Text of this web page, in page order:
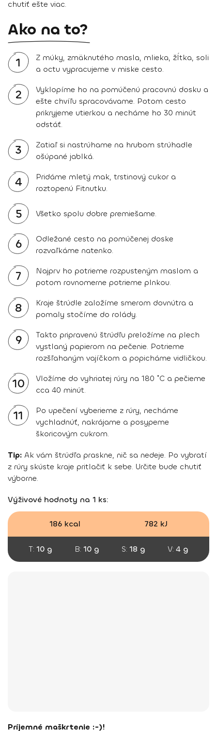
chutiť ešte viac.
Ako na to?
1
Z múky, zmäknutého masla, mlieka, žĺtka, soli
a octu vypracujeme v miske cesto.
2
Vyklopíme ho na pomúčenú pracovnú dosku a
ešte chvíľu spracovávame. Potom cesto
prikryjeme utierkou a necháme ho 30 minút
odstáť.
3
Zatiaľ si nastrúhame na hrubom strúhadle
ošúpané jablká.
4
Pridáme mletý mak, trstinový cukor a
roztopenú Fitnutku.
5 Všetko spolu dobre premiešame.
6
Odležané cesto na pomúčenej doske
rozvaľkáme natenko.
7
Najprv ho potrieme rozpusteným maslom a
potom rovnomerne potrieme plnkou.
8
Kraje štrúdle založíme smerom dovnútra a
pomaly stočíme do rolády.
9
Takto pripravenú štrúdľu preložíme na plech
vystlaný papierom na pečenie. Potrieme
rozšľahaným vajíčkom a popicháme vidličkou.
10
Vložíme do vyhriatej rúry na 180 ˚C a pečieme
cca 40 minút.
11
Po upečení vyberieme z rúry, necháme
vychladnúť, nakrájame a posypeme
škoricovým cukrom.
Tip: Ak vám štrúdľa praskne, nič sa nedeje. Po vybratí
z rúry skúste kraje pritlačiť k sebe. Určite bude chutiť
výborne.
Výživové hodnoty na 1 ks:
186 kcal 782 kJ
T: 10 g B: 10 g S: 18 g V: 4 g
Príjemné maškrtenie :-)!